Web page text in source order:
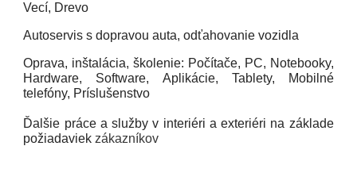
Vecí, Drevo
Autoservis s dopravou auta, odťahovanie vozidla
Oprava, inštalácia, školenie: Počítače, PC, Notebooky,
Hardware, Software, Aplikácie, Tablety, Mobilné
telefóny, Príslušenstvo
Ďalšie práce a služby v interiéri a exteriéri na základe
požiadaviek zákazníkov